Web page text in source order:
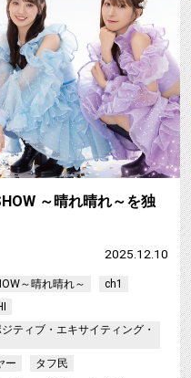
～晴れ晴れ～を独
2025.12.10
～晴れ晴れ～
ch1
ティブ・エキサイティング・
ー
タフ民